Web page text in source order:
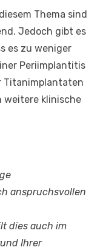
Thema sind
Jedoch gibt es
es zu weniger
Periimplantitis
Titanimplantaten
weitere klinische
anspruchsvollen
dies auch im
Ihrer